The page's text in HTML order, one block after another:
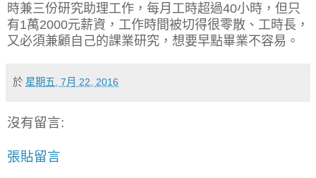
時兼三份研究助理工作，每月工時超過40小時，但只
有1萬2000元薪資，工作時間被切得很零散、工時長，
又必須兼顧自己的課業研究，想要早點畢業不容易。
於 星期五, 7月 22, 2016
沒有留言:
張貼留言